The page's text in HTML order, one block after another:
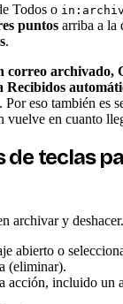
Todos o
puntos arriba a la
.
correo archivado,
Recibidos
eso también es
vuelve en cuanto
de teclas
archivar y deshacer.
abierto o
(eliminar).
acción, incluido un